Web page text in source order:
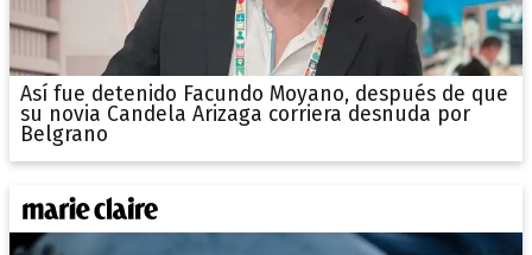
Así fue detenido Facundo Moyano, después de que
su novia Candela Arizaga corriera desnuda por
Belgrano